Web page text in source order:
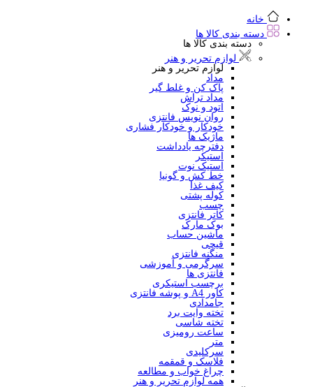
خانه
دسته بندی کالا ها
دسته بندی کالا ها
لوازم تحریر و هنر
لوازم تحریر و هنر
مداد
پاک کن و غلط گیر
مداد تراش
اتود و نوک
روان نویس فانتزی
خودکار و خودکار فشاری
ماژیک ها
دفترچه یادداشت
استیکر
استیک نوت
خط کش و گونیا
کیف غذا
کوله پشتی
چسب
کاتر فانتزی
بوک مارک
ماشین حساب
قیچی
منگنه فانتزی
سرگرمی و آموزشی
فانتزی ها
برچسب استیکری
کاور A4 و پوشه فانتزی
جامدادی
تخته وایت برد
تخته شاسی
ساعت رومیزی
متر
سرکلیدی
فلاسک و قمقمه
چراغ خواب و مطالعه
همه لوازم تحریر و هنر